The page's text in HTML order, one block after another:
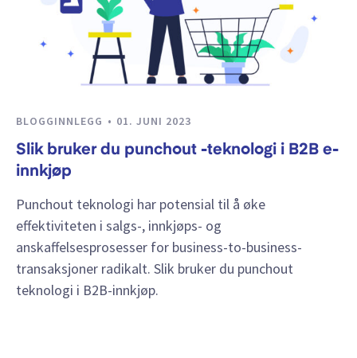
BLOGGINNLEGG 01. JUNI 2023
Slik bruker du punchout -teknologi i B2B e-
innkjøp
Punchout teknologi har potensial til å øke
effektiviteten i salgs-, innkjøps- og
anskaffelsesprosesser for business-to-business-
transaksjoner radikalt. Slik bruker du punchout
teknologi i B2B-innkjøp.